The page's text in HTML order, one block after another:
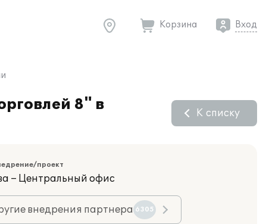
Корзина Вход
8" в
К списку
проект
– Центральный офис
внедрения партнера 6305